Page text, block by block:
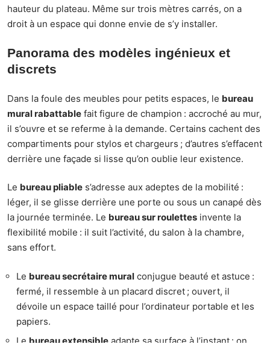
hauteur du plateau. Même sur trois mètres carrés, on a
droit à un espace qui donne envie de s’y installer.
Panorama des modèles ingénieux et
discrets
Dans la foule des meubles pour petits espaces, le bureau
mural rabattable fait figure de champion : accroché au mur,
il s’ouvre et se referme à la demande. Certains cachent des
compartiments pour stylos et chargeurs ; d’autres s’effacent
derrière une façade si lisse qu’on oublie leur existence.
Le bureau pliable s’adresse aux adeptes de la mobilité :
léger, il se glisse derrière une porte ou sous un canapé dès
la journée terminée. Le bureau sur roulettes invente la
flexibilité mobile : il suit l’activité, du salon à la chambre,
sans effort.
Le bureau secrétaire mural conjugue beauté et astuce :
fermé, il ressemble à un placard discret ; ouvert, il
dévoile un espace taillé pour l’ordinateur portable et les
papiers.
Le bureau extensible adapte sa surface à l’instant : on